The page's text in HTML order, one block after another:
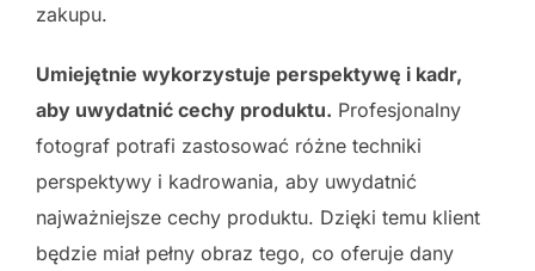
zakupu.
Umiejętnie wykorzystuje perspektywę i kadr,
aby uwydatnić cechy produktu. Profesjonalny
fotograf potrafi zastosować różne techniki
perspektywy i kadrowania, aby uwydatnić
najważniejsze cechy produktu. Dzięki temu klient
będzie miał pełny obraz tego, co oferuje dany